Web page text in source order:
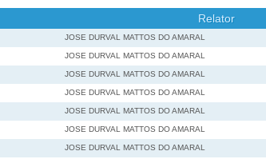
Relator
JOSE DURVAL MATTOS DO AMARAL
JOSE DURVAL MATTOS DO AMARAL
JOSE DURVAL MATTOS DO AMARAL
JOSE DURVAL MATTOS DO AMARAL
JOSE DURVAL MATTOS DO AMARAL
JOSE DURVAL MATTOS DO AMARAL
JOSE DURVAL MATTOS DO AMARAL